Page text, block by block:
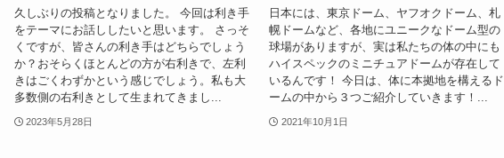
久しぶりの投稿となりました。 今回は利き手
をテーマにお話ししたいと思います。 さっそ
くですが、皆さんの利き手はどちらでしょう
か？おそらくほとんどの方が右利きで、左利
きはごくわずかという感じでしょう。私も大
多数側の右利きとして生まれてきまし...
2023年5月28日
日本には、東京ドーム、ヤフオクドーム、札
幌ドームなど、各地にユニークなドーム型の
球場がありますが、実は私たちの体の中にも
ハイスペックのミニチュアドームが存在して
いるんです！ 今日は、体に本拠地を構えるド
ームの中から３つご紹介していきます！...
2021年10月1日